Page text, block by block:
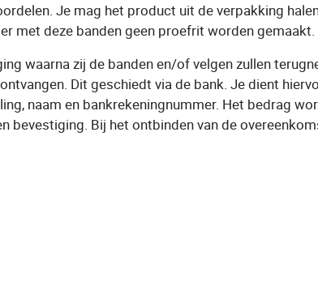
Je mag het product uit de verpakking
met deze banden geen proefrit worden
waarna zij de banden en/of velgen zullen
Dit geschiedt via de bank. Je dient
naam en bankrekeningnummer. Het bedrag
bevestiging. Bij het ontbinden van de